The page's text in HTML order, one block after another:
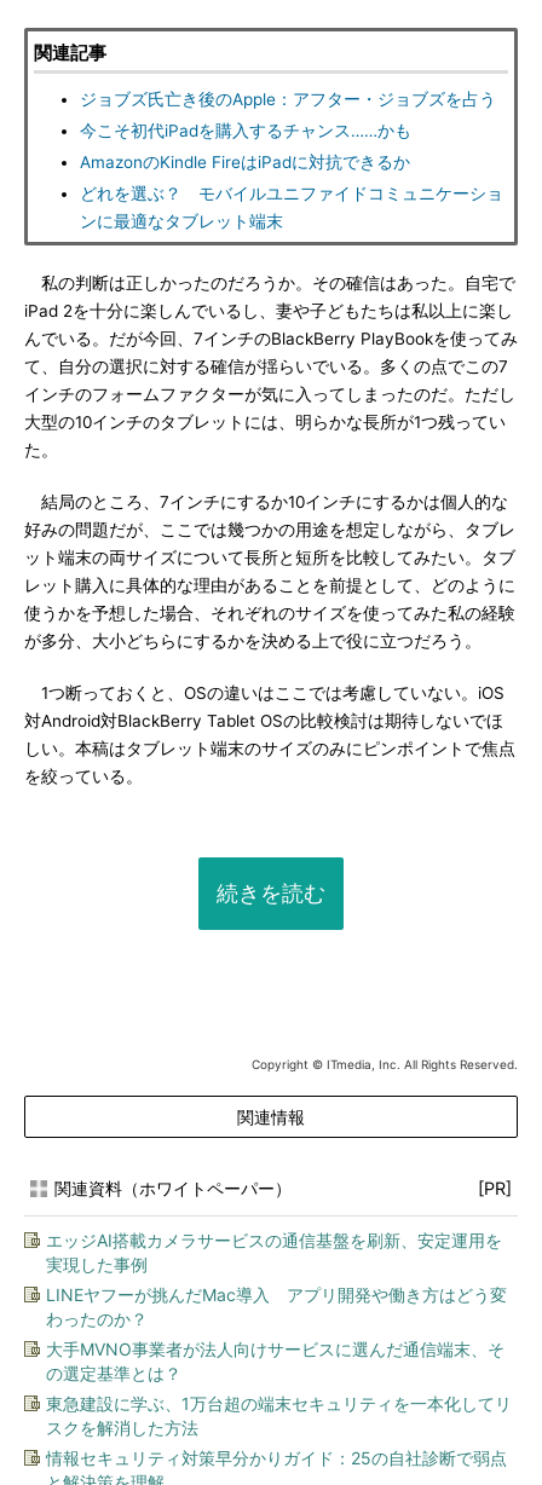
関連記事
ジョブズ氏亡き後のApple：アフター・ジョブズを占う
今こそ初代iPadを購入するチャンス……かも
AmazonのKindle FireはiPadに対抗できるか
どれを選ぶ？ モバイルユニファイドコミュニケーショ
ンに最適なタブレット端末
私の判断は正しかったのだろうか。その確信はあった。自宅で
iPad 2を十分に楽しんでいるし、妻や子どもたちは私以上に楽し
んでいる。だが今回、7インチのBlackBerry PlayBookを使ってみ
て、自分の選択に対する確信が揺らいでいる。多くの点でこの7
インチのフォームファクターが気に入ってしまったのだ。ただし
大型の10インチのタブレットには、明らかな長所が1つ残ってい
た。
結局のところ、7インチにするか10インチにするかは個人的な
好みの問題だが、ここでは幾つかの用途を想定しながら、タブレ
ット端末の両サイズについて長所と短所を比較してみたい。タブ
レット購入に具体的な理由があることを前提として、どのように
使うかを予想した場合、それぞれのサイズを使ってみた私の経験
が多分、大小どちらにするかを決める上で役に立つだろう。
1つ断っておくと、OSの違いはここでは考慮していない。iOS
対Android対BlackBerry Tablet OSの比較検討は期待しないでほ
しい。本稿はタブレット端末のサイズのみにピンポイントで焦点
を絞っている。
続きを読む
Copyright © ITmedia, Inc. All Rights Reserved.
関連情報
関連資料（ホワイトペーパー） [PR]
エッジAI搭載カメラサービスの通信基盤を刷新、安定運用を
実現した事例
LINEヤフーが挑んだMac導入 アプリ開発や働き方はどう変
わったのか？
大手MVNO事業者が法人向けサービスに選んだ通信端末、そ
の選定基準とは？
東急建設に学ぶ、1万台超の端末セキュリティを一本化してリ
スクを解消した方法
情報セキュリティ対策早分かりガイド：25の自社診断で弱点